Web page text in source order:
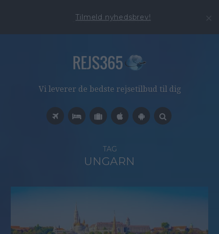
Tilmeld nyhedsbrev!
Vi leverer de bedste rejsetilbud til dig
TAG
UNGARN